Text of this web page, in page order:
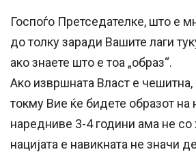
Госпоѓо Претседателке, што е
до толку заради Вашите лаги
ако знаете што е тоа „образ“.
Ако извршната Власт е
токму Вие ќе бидете образот на
наредниве 3-4 години ама не со
нацијата е навикната не значи